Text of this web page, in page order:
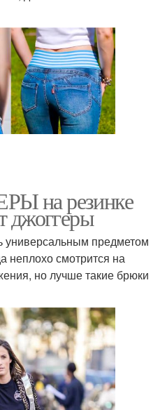
на резинке
джоггеры
универсальным предметом
неплохо смотрится на
но лучше такие брюки